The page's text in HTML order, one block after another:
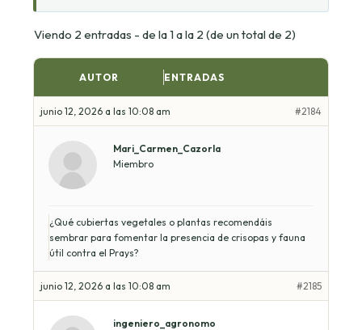
Viendo 2 entradas - de la 1 a la 2 (de un total de 2)
AUTOR ENTRADAS
junio 12, 2026 a las 10:08 am #2184
Mari_Carmen_Cazorla
Miembro
¿Qué cubiertas vegetales o plantas recomendáis
sembrar para fomentar la presencia de crisopas y fauna
útil contra el Prays?
junio 12, 2026 a las 10:08 am #2185
ingeniero_agronomo